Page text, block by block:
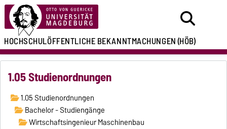
HOCHSCHULÖFFENTLICHEBEKANNTMACHUNGEN(HÖB)
1.05 Studienordnungen
1.05 Studienordnungen
Bachelor - Studiengänge
Wirtschaftsingenieur Maschinenbau